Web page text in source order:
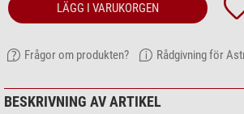
LÄGG I VARUKORGEN
Frågor om produkten? Rådgivning för
BESKRIVNING AV ARTIKEL